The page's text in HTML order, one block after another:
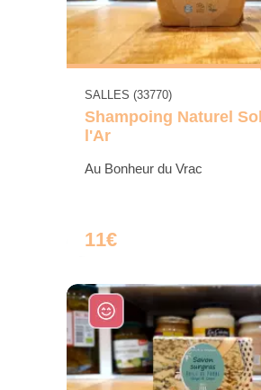
SALLES (33770)
Shampoing Naturel
l'Ar
Au Bonheur du Vrac
11€